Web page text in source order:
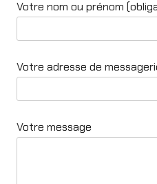
Votre nom ou prénom
Votre adresse de
Votre message